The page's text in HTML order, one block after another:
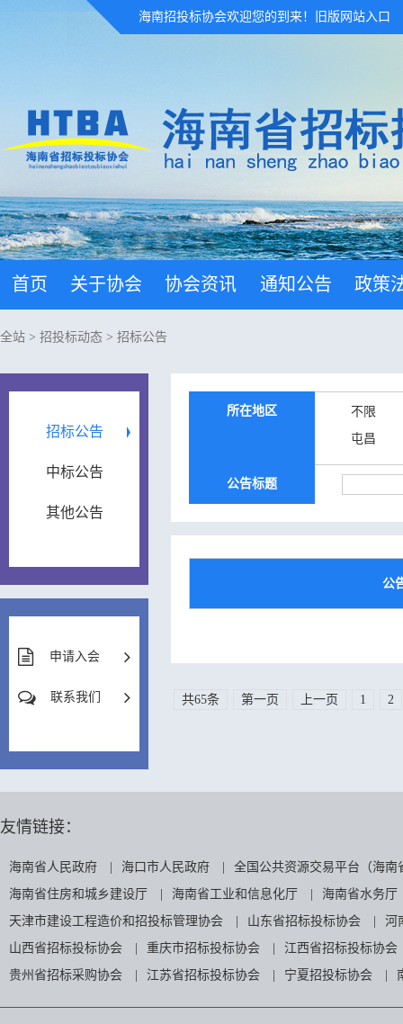
海南招投标协会欢迎您的到来！ 旧版网站入口
首页 关于协会 协会资讯 通知公告 政策
全站 > 招投标动态 > 招标公告
招标公告
中标公告
其他公告
申请入会
联系我们
所在地区
不限
屯昌
公告标题
公
共65条 第一页 上一页 1 2
友情链接：
海南省人民政府 海口市人民政府
全国公共资源交易平台（海南
海南省住房和城乡建设厅
海南省工业和信息化厅
海南省水务厅
天津市建设工程造价和招投标管理协会
山东省招标投标协会
河
山西省招标投标协会
重庆市招标投标协会
江西省招标投标协会
贵州省招标采购协会
江苏省招标投标协会 宁夏招投标协会